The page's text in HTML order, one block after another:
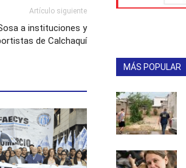
Artículo siguiente
a instituciones y
de Calchaquí
MÁS POPULAR